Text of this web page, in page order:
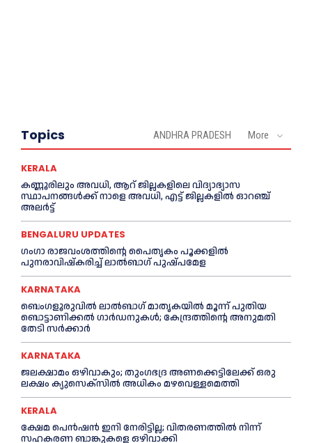
Topics ANDHRA PRADESH More
KERALA
കണ്ണൂരിലും അവധി, ആറ് ജില്ലകളിലെ വിദ്യാഭ്യാസ
സ്ഥാപനങ്ങൾക്ക് നാളെ അവധി, എട്ട് ജില്ലകളിൽ ഓറഞ്ച്
അലർട്ട്
BENGALURU UPDATES
ഗംഗാ രാജവംശത്തിന്റെ പൈതൃകം പൂക്കളിൽ
പുനരാവിഷ്‌കരിച്ച് ലാൽബാഗ് പുഷ്പമേള
KARNATAKA
ബെംഗളൂരുവിൽ ലാൽബാഗ് മാതൃകയിൽ മൂന്ന് പുതിയ
ബൊട്ടാണിക്കൽ ഗാർഡനുകൾ; കേന്ദ്രത്തിന്റെ അനുമതി
തേടി സർക്കാർ
KARNATAKA
ജലക്ഷാമം ഒഴിവാകും; തുംഗഭദ്ര അണക്കെട്ടിലേക്ക് ഒരു
ലക്ഷം ക്യുസെക്സില്‍ അധികം മഴവെള്ളമെത്തി
KERALA
ക്ഷേമ പെൻഷൻ ഇനി നേരിട്ടില്ല; വിതരണത്തിൽ നിന്ന്
സഹകരണ ബാങ്കുകളെ ഒഴിവാക്കി